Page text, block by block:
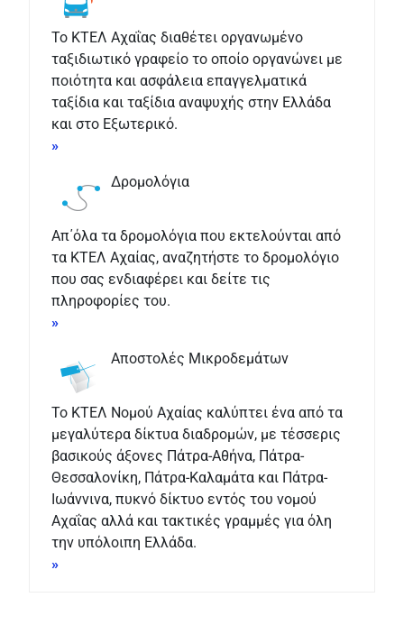
Το ΚΤΕΛ Αχαΐας διαθέτει οργανωμένο
ταξιδιωτικό γραφείο το οποίο οργανώνει με
ποιότητα και ασφάλεια επαγγελματικά
ταξίδια και ταξίδια αναψυχής στην Ελλάδα
και στο Εξωτερικό.
»
Δρομολόγια
Απ΄όλα τα δρομολόγια που εκτελούνται από
τα ΚΤΕΛ Αχαίας, αναζητήστε το δρομολόγιο
που σας ενδιαφέρει και δείτε τις
πληροφορίες του.
»
Αποστολές Μικροδεμάτων
Το ΚΤΕΛ Νομού Αχαίας καλύπτει ένα από τα
μεγαλύτερα δίκτυα διαδρομών, με τέσσερις
βασικούς άξονες Πάτρα-Αθήνα, Πάτρα-
Θεσσαλονίκη, Πάτρα-Καλαμάτα και Πάτρα-
Ιωάννινα, πυκνό δίκτυο εντός του νομού
Αχαΐας αλλά και τακτικές γραμμές για όλη
την υπόλοιπη Ελλάδα.
»